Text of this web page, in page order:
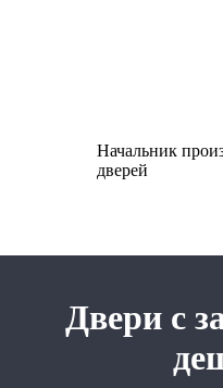
Начальник
дверей
Двери с